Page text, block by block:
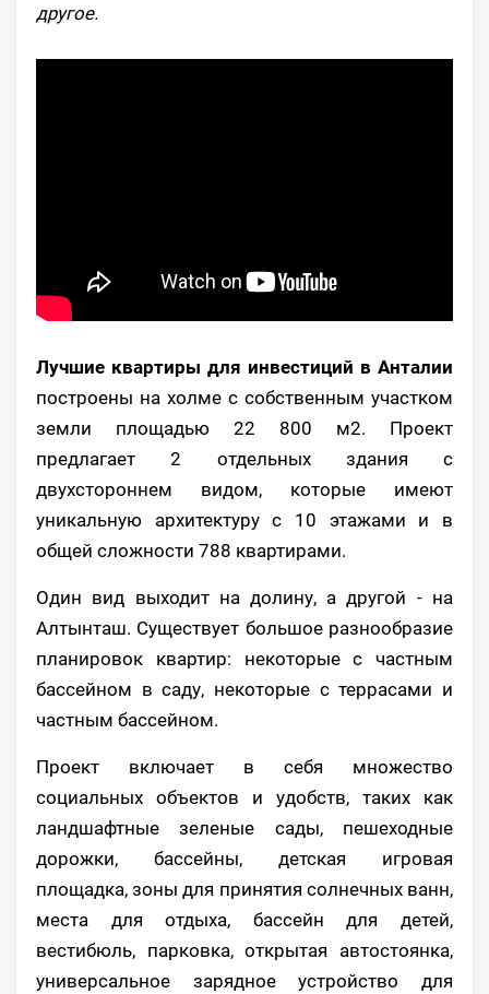
другое.
Лучшие квартиры для инвестиций в Анталии
построены на холме с собственным участком
земли площадью 22 800 м2. Проект
предлагает 2 отдельных здания c
двухстороннем видом, которые имеют
уникальную архитектуру с 10 этажами и в
общей сложности 788 квартирами.
Один вид выходит на долину, а другой - на
Алтынташ. Существует большое разнообразие
планировок квартир: некоторые с частным
бассейном в саду, некоторые с террасами и
частным бассейном.
Проект включает в себя множество
социальных объектов и удобств, таких как
ландшафтные зеленые сады, пешеходные
дорожки, бассейны, детская игровая
площадка, зоны для принятия солнечных ванн,
места для отдыха, бассейн для детей,
вестибюль, парковка, открытая автостоянка,
универсальное зарядное устройство для